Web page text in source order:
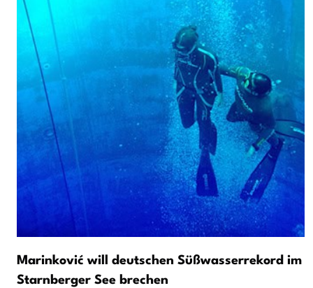
Marinković will deutschen Süßwasserrekord im
Starnberger See brechen